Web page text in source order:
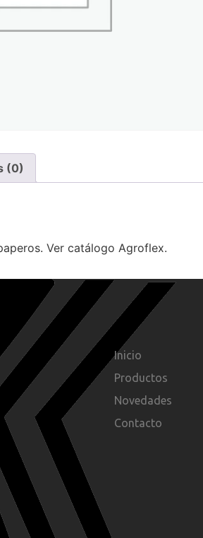
(0)
Ver catálogo Agroflex.
Inicio
Productos
Novedades
Contacto